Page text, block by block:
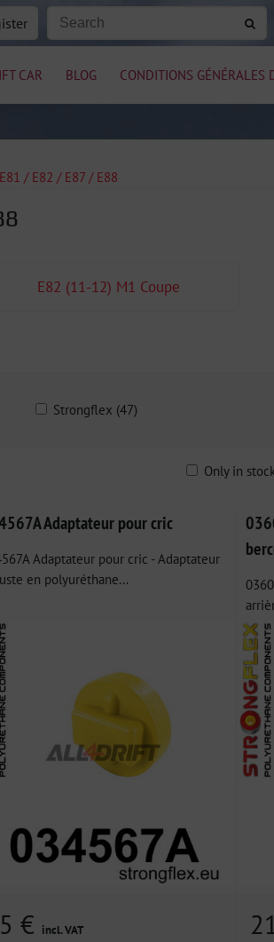
CAR BLOG CONDITIONS GÉNÉRALES
/ E82 / E87 / E88
E82 (11-12) M1 Coupe
Strongflex (47)
Only in
Adaptateur pour cric
Adaptateur pour cric - Adaptateur
en polyuréthane...
€ incl. VAT